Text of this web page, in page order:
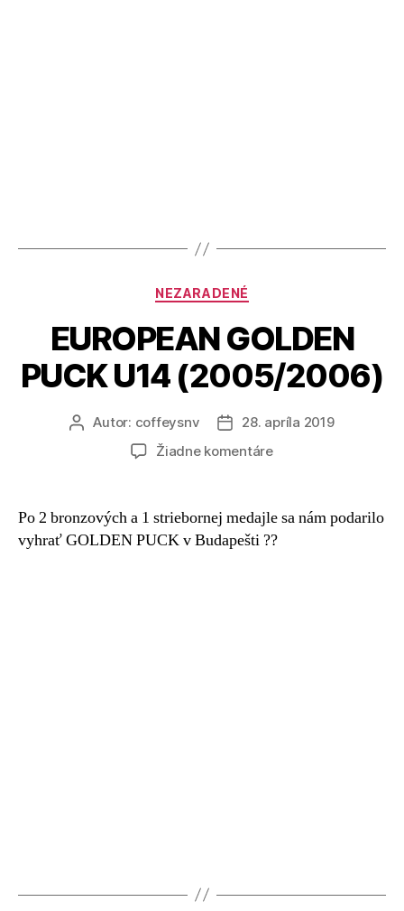
NEZARADENÉ
EUROPEAN GOLDEN
PUCK U14 (2005/2006)
Autor: coffeysnv
28. apríla 2019
Žiadne komentáre
Po 2 bronzových a 1 striebornej medajle sa nám podarilo
vyhrať GOLDEN PUCK v Budapešti ??